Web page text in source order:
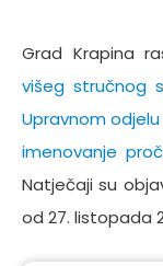
Grad Krapina
višeg stručnog
Upravnom
imenovanje
Natječaji su
od 27. listopada